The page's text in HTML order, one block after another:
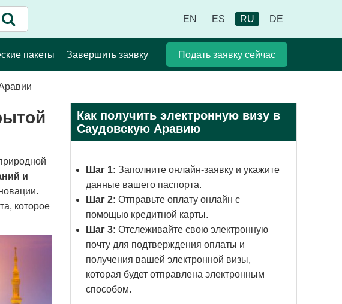
EN ES RU DE
пакеты Завершить заявку Подать заявку сейчас
и
которое
Как получить электронную визу в
Саудовскую Аравию
Шаг 1: Заполните онлайн-заявку и укажите
данные вашего паспорта.
Шаг 2: Отправьте оплату онлайн с
помощью кредитной карты.
Шаг 3: Отслеживайте свою электронную
почту для подтверждения оплаты и
получения вашей электронной визы,
которая будет отправлена электронным
способом.